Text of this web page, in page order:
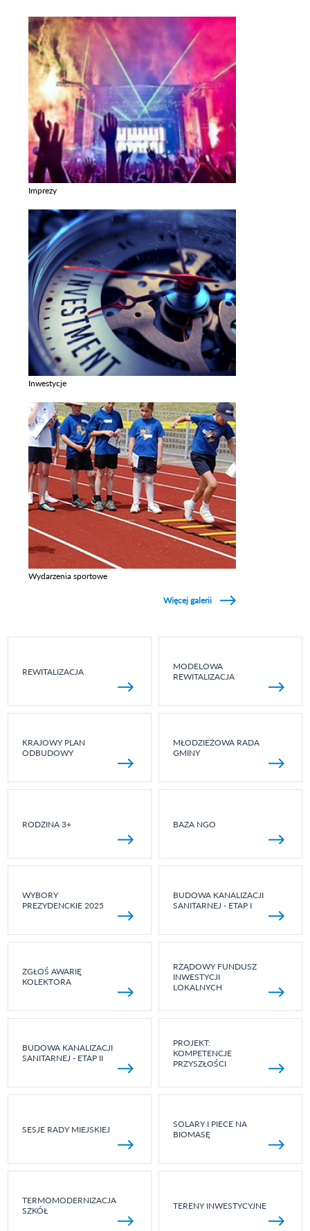
Imprezy
Inwestycje
Wydarzenia sportowe
Więcej galerii
REWITALIZACJA
MODELOWA
REWITALIZACJA
KRAJOWY PLAN
ODBUDOWY
MŁODZIEŻOWA RADA
GMINY
RODZINA 3+ BAZA NGO
WYBORY
PREZYDENCKIE 2025
BUDOWA KANALIZACJI
SANITARNEJ - ETAP I
ZGŁOŚ AWARIĘ
KOLEKTORA
RZĄDOWY FUNDUSZ
INWESTYCJI
LOKALNYCH
BUDOWA KANALIZACJI
SANITARNEJ - ETAP II
PROJEKT:
KOMPETENCJE
PRZYSZŁOŚCI
SESJE RADY MIEJSKIEJ
SOLARY I PIECE NA
BIOMASĘ
TERMOMODERNIZACJA
SZKÓŁ
TERENY INWESTYCYJNE